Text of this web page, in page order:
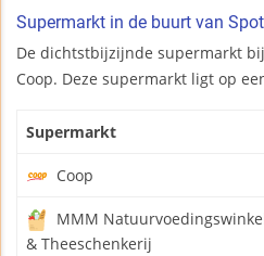
Supermarkt in de buurt van
De dichtstbijzijnde supermarkt
Coop. Deze supermarkt ligt op
Supermarkt
Coop
MMM
& Theeschenkerij